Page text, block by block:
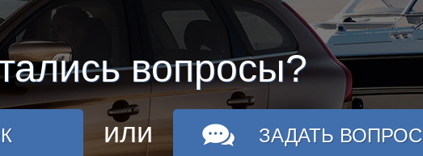
вопросы?
или ЗАДАТЬ ВОПРОС